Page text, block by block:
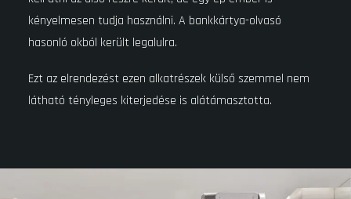
kényelmesen tudja használni. A bankkártya-olvasó
hasonló okból került legalulra.
Ezt az elrendezést ezen alkatrészek külső szemmel nem
látható tényleges kiterjedése is alátámasztotta.